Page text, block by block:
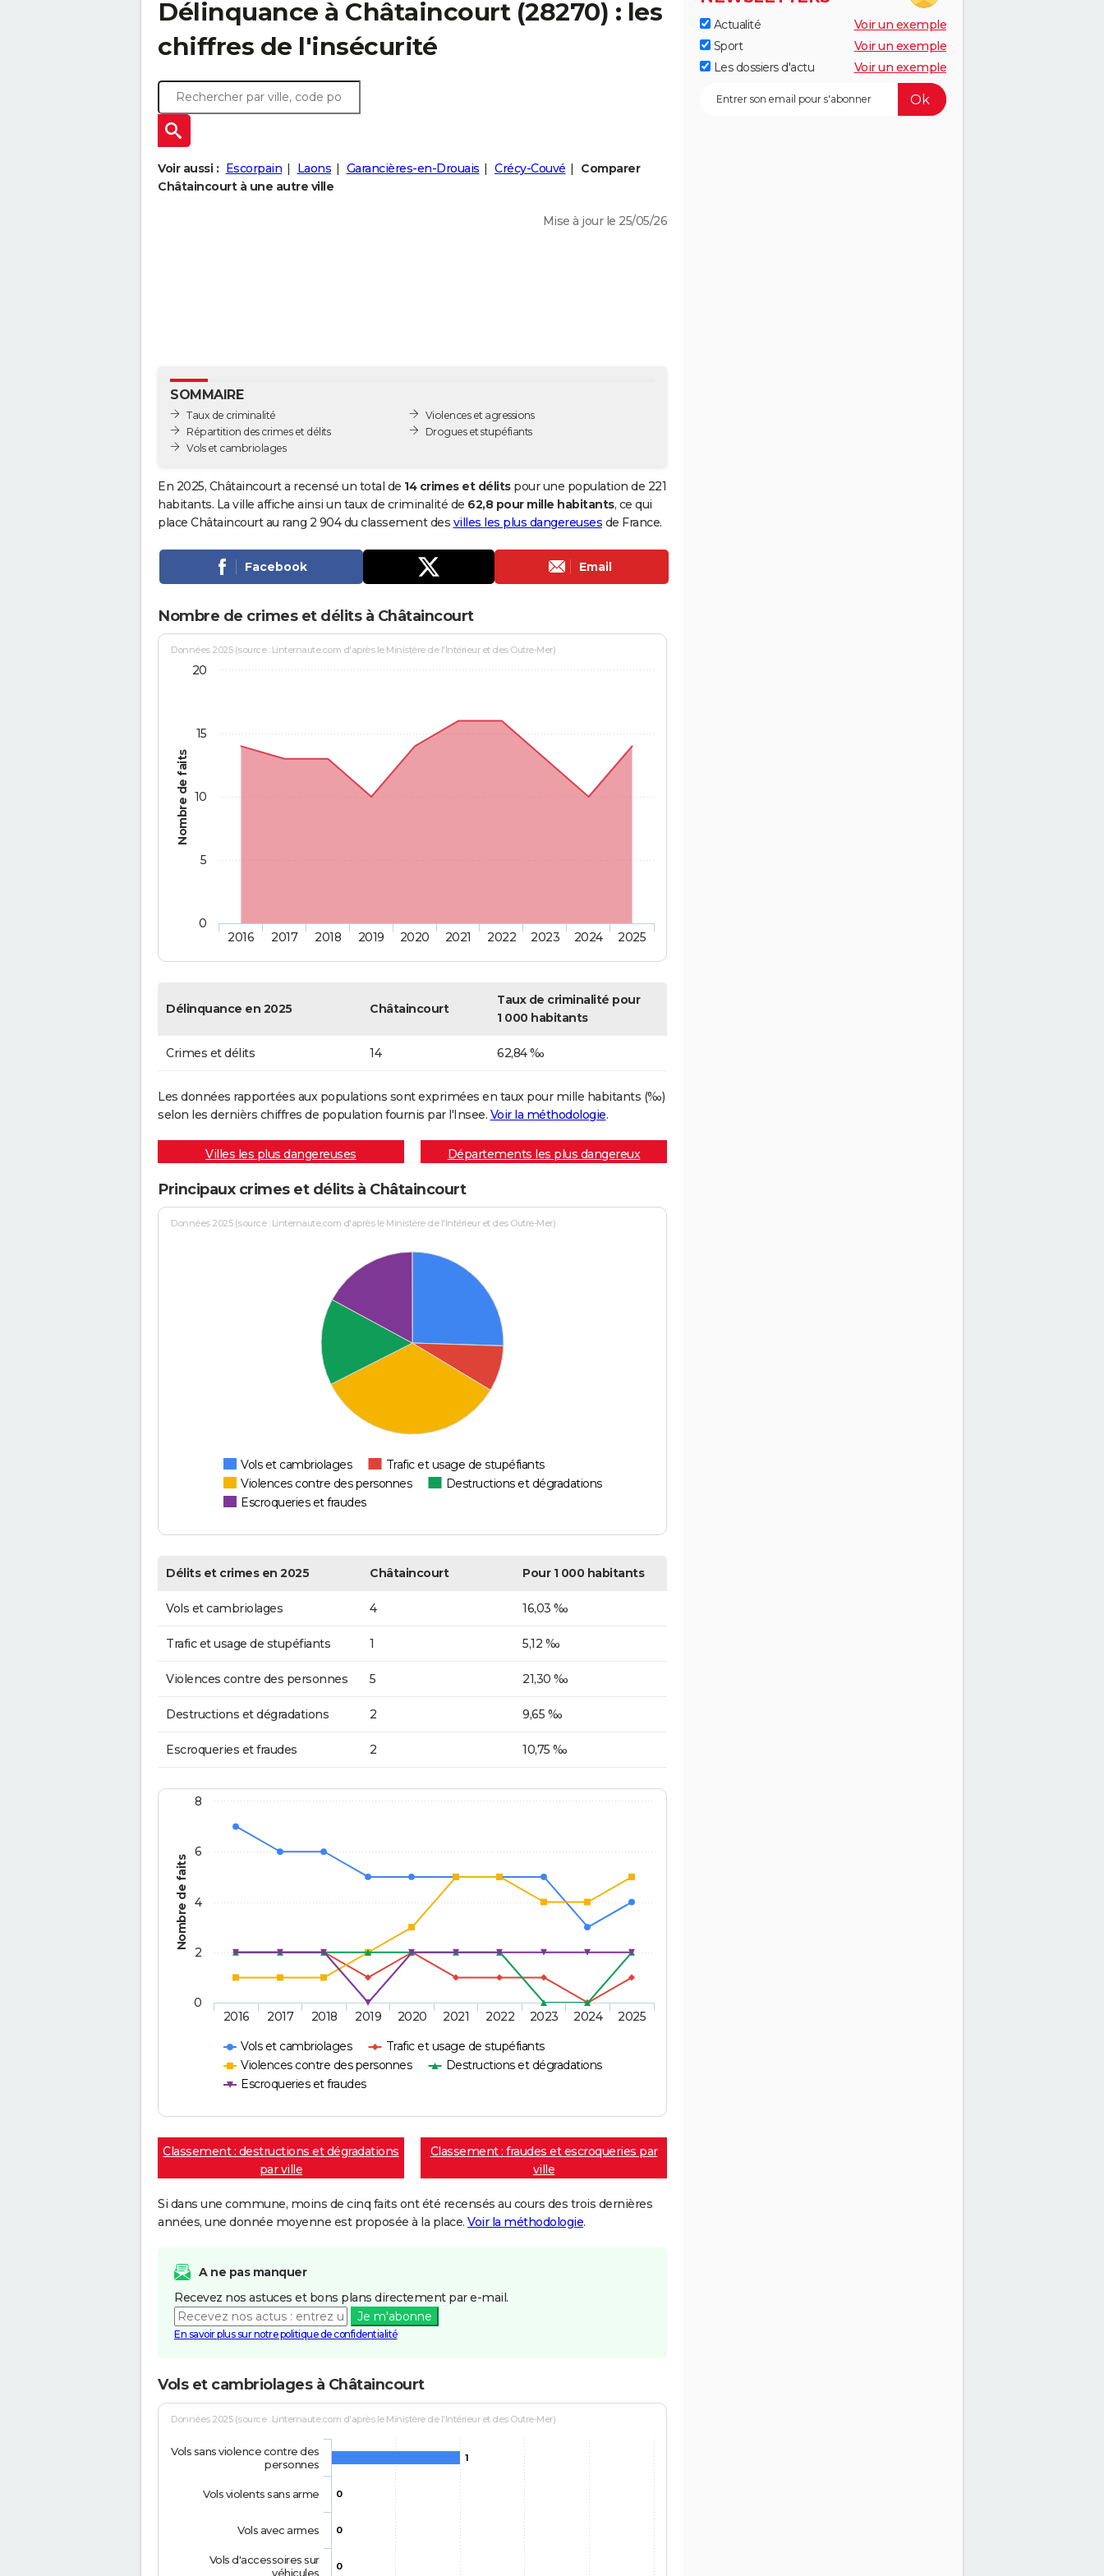
Délinquance à Châtaincourt(28270) : les
chiffres de l'insécurité
Voir aussi : Escorpain Laons Garancières-en-Drouais Crécy-Couvé
Comparer
Châtaincourt à une autre ville
Mise à jour le 25/05/26
SOMMAIRE
Taux de criminalité
Répartition des crimes et délits
Vols et cambriolages
Violences et agressions
Drogues et stupéfiants
En 2025, Châtaincourt a recensé un total de 14 crimes et délitspour une population de 221
habitants. La ville affiche ainsi un taux de criminalité de 62,8 pour mille habitants, ce qui
place Châtaincourt au rang 2 904 du classement des villes les plus dangereuses de France.
Facebook Email
Nombre de crimes et délits à Châtaincourt
Nombre de faits
Données 2025 (source : Linternaute.com d'après le Ministère de l'Intérieur et des Outre-Mer)
2016 2017 2018 2019 2020 2021 2022 2023 2024 2025
0
5
10
15
20
Délinquance en 2025 Châtaincourt
Taux de criminalité pour
1 000 habitants
Crimes et délits 14 62,84 ‰
Les données rapportées aux populations sont exprimées en taux pour mille habitants (‰)
selon les dernièrs chiffres de population fournis par l'Insee. Voir la méthodologie.
Villes les plus dangereuses Départements les plus dangereux
Principaux crimes et délits à Châtaincourt
Données 2025 (source : Linternaute.com d'après le Ministère de l'Intérieur et des Outre-Mer)
Vols et cambriolages
Trafic et usage de stupéfiants
Violences contre des personnes
Destructions et dégradations
Escroqueries et fraudes
Délits et crimes en 2025 Châtaincourt Pour 1 000 habitants
Vols et cambriolages 4 16,03 ‰
Trafic et usage de stupéfiants 1 5,12 ‰
Violences contre des personnes 5 21,30 ‰
Destructions et dégradations 2 9,65 ‰
Escroqueries et fraudes 2 10,75 ‰
Nombre de faits
Vols et cambriolages
Trafic et usage de stupéfiants
Violences contre des personnes
Destructions et dégradations
Escroqueries et fraudes
2016 2017 2018 2019 2020 2021 2022 2023 2024 2025
0
2
4
6
8
Classement : destructions et dégradations
par ville
Classement : fraudes et escroqueries par
ville
Si dans une commune, moins de cinq faits ont été recensés au cours des trois dernières
années, une donnée moyenne est proposée à la place. Voir la méthodologie.
A ne pas manquer
Recevez nos astuces et bons plans directement par e-mail.
Je m'abonne
En savoir plus sur notre politique de confidentialité
Vols et cambriolages à Châtaincourt
Données 2025 (source : Linternaute.com d'après le Ministère de l'Intérieur et des Outre-Mer)
1
0
0
0
Vols sans violence contre des
personnes
Vols violents sans arme
Vols avec armes
Vols d'accessoires sur
véhicules
Actualité
Voir un exemple
Sport
Voir un exemple
Les dossiers d'actu
Voir un exemple